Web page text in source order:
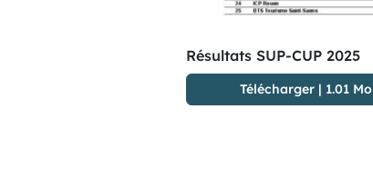
Résultats SUP-CUP 2025
Télécharger | 1.01 Mo